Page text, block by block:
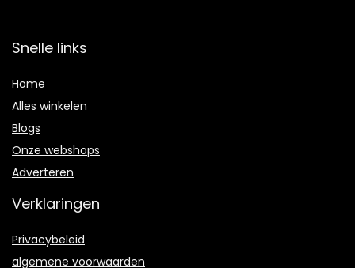
Snelle links
Home
Alles winkelen
Blogs
Onze webshops
Adverteren
Verklaringen
Privacybeleid
algemene voorwaarden